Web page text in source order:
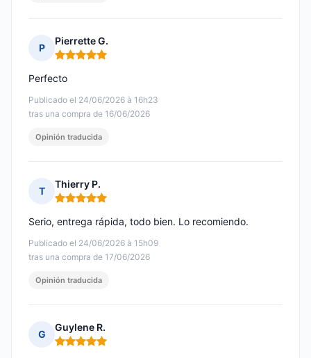
P
Pierrette G.
Nota: 5 de 5
Publicado el 24/06/2026 à 16h23
tras una compra de 16/06/2026
Perfecto
Opinión traducida
T
Thierry P.
Nota: 5 de 5
Publicado el 24/06/2026 à 15h09
tras una compra de 17/06/2026
Serio, entrega rápida, todo bien. Lo recomiendo.
Opinión traducida
G
Guylene R.
Nota: 5 de 5